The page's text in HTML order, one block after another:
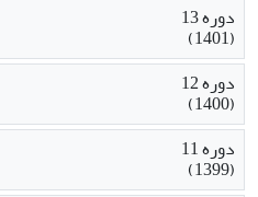
دوره 13
(1401)
دوره 12
(1400)
دوره 11
(1399)